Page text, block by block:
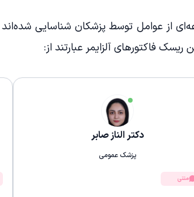
از عوامل توسط پزشکان شناسایی
ریسک فاکتورهای آلزایمر عبارتند از:
دکتر الناز صابر
پزشک عمومی
متنی